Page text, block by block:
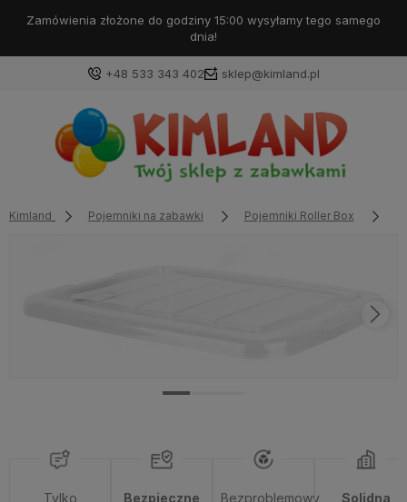
Zamówienia złożone do godziny 15:00 wysyłamy tego samego
dnia!
+48 533 343 402 sklep@kimland.pl
Kimland Pojemniki na zabawki Pojemniki Roller Box
Tylko
Bezpieczne
Bezproblemowy
Solidna